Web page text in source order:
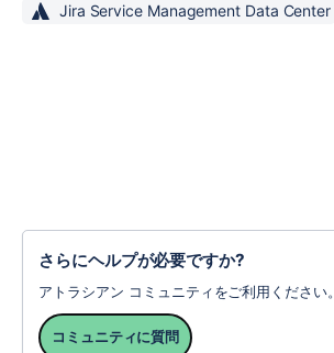
Jira Service Management Data Center
さらにヘルプが必要ですか?
アトラシアン コミュニティをご利用ください。
コミュニティに質問